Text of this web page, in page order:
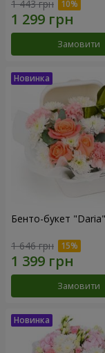
1 443 грн
Замовити
Бенто-букет "Daria"
1 646 грн
Замовити